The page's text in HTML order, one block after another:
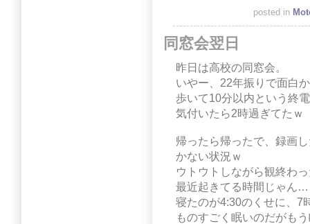
posted in
同窓会翌日
昨日は高校の同窓会。
いやー、22年振りで面白
歩いて10分以内という終
気付いたら2時過ぎてたｗ
帰ったら帰ったで、録画
かない状況ｗ
ウトウトしながら観終わ
最近起きてる時間じゃん…
寝たのが4:30のくせに、7
ものすごく眠いのだがも